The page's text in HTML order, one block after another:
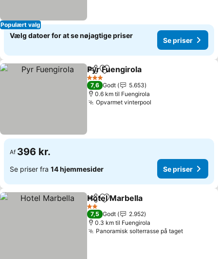
Populært valg
Vælg datoer for at se nøjagtige priser
Se priser
Del Føj til favoritter
Pyr Fuengirola
3 Stjerner
7,6 Godt
5.653
0.6 km til Fuengirola
Opvarmet vinterpool
Af 396 kr.
Se priser fra 14 hjemmesider Se priser
Del Føj til favoritter
Hotel Marbella
2 Stjerner
7,5 Godt
2.952
0.3 km til Fuengirola
Panoramisk solterrasse på taget